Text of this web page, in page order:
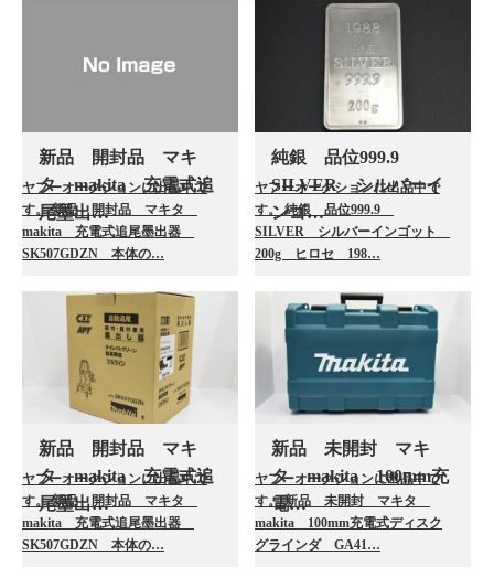
新品 開封品 マキ
タ makita 充電式追
尾墨出…
ヤフーオークションに出品中で
す。 新品 開封品 マキタ
makita 充電式追尾墨出器
SK507GDZN 本体の…
純銀 品位999.9
SILVER シルバーイ
ンゴ…
ヤフーオークションに出品中で
す。 純銀 品位999.9
SILVER シルバーインゴット
200g ヒロセ 198…
新品 開封品 マキ
タ makita 充電式追
尾墨出…
ヤフーオークションに出品中で
す。 新品 開封品 マキタ
makita 充電式追尾墨出器
SK507GDZN 本体の…
新品 未開封 マキ
タ makita 100mm充
電…
ヤフーオークションに出品中で
す。 新品 未開封 マキタ
makita 100mm充電式ディスク
グラインダ GA41…